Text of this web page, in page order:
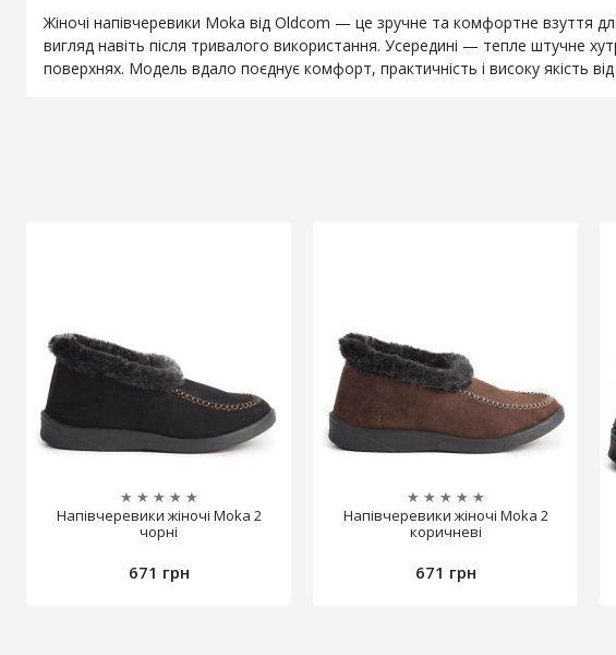
Жіночі напівчеревики Moka від Oldcom — це зручне та комфортне взуття
вигляд навіть після тривалого використання. Усередині — тепле штучне
поверхнях. Модель вдало поєднує комфорт, практичність і високу якість
★ ★ ★ ★ ★
Напівчеревики жіночі Moka 2
чорні
671 грн
★ ★ ★ ★ ★
Напівчеревики жіночі Moka 2
коричневі
671 грн